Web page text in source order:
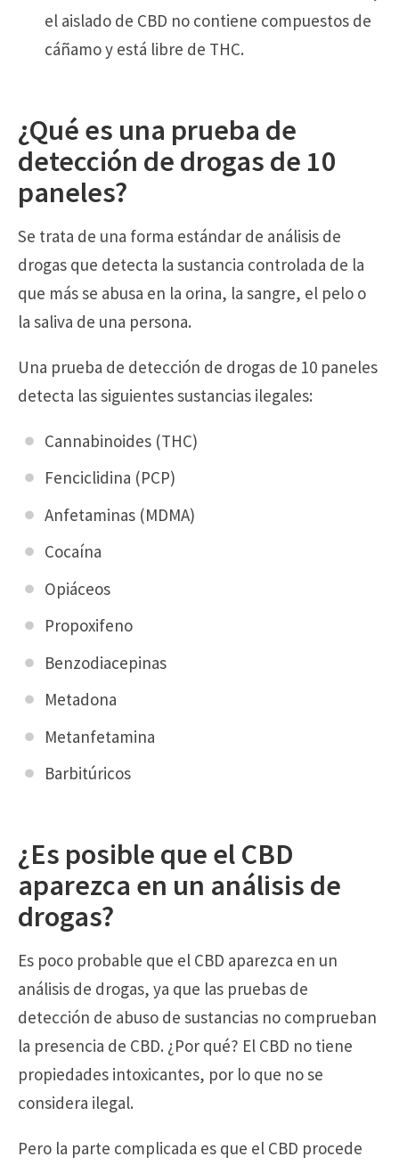
el aislado de CBD no contiene compuestos de
cáñamo y está libre de THC.
¿Qué es una prueba de
detección de drogas de 10
paneles?
Se trata de una forma estándar de análisis de
drogas que detecta la sustancia controlada de la
que más se abusa en la orina, la sangre, el pelo o
la saliva de una persona.
Una prueba de detección de drogas de 10 paneles
detecta las siguientes sustancias ilegales:
Cannabinoides (THC)
Fenciclidina (PCP)
Anfetaminas (MDMA)
Cocaína
Opiáceos
Propoxifeno
Benzodiacepinas
Metadona
Metanfetamina
Barbitúricos
¿Es posible que el CBD
aparezca en un análisis de
drogas?
Es poco probable que el CBD aparezca en un
análisis de drogas, ya que las pruebas de
detección de abuso de sustancias no comprueban
la presencia de CBD. ¿Por qué? El CBD no tiene
propiedades intoxicantes, por lo que no se
considera ilegal.
Pero la parte complicada es que el CBD procede